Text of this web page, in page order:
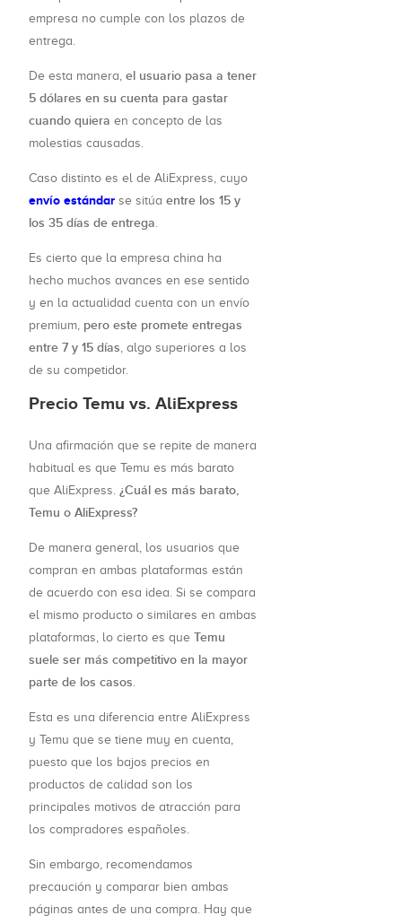
empresa no cumple con los plazos de
entrega.
De esta manera, el usuario pasa a tener
5 dólares en su cuenta para gastar
cuando quiera en concepto de las
molestias causadas.
Caso distinto es el de AliExpress, cuyo
envío estándar se sitúa entre los 15 y
los 35 días de entrega.
Es cierto que la empresa china ha
hecho muchos avances en ese sentido
y en la actualidad cuenta con un envío
premium, pero este promete entregas
entre 7 y 15 días, algo superiores a los
de su competidor.
Precio Temu vs. AliExpress
Una afirmación que se repite de manera
habitual es que Temu es más barato
que AliExpress. ¿Cuál es más barato,
Temu o AliExpress?
De manera general, los usuarios que
compran en ambas plataformas están
de acuerdo con esa idea. Si se compara
el mismo producto o similares en ambas
plataformas, lo cierto es que Temu
suele ser más competitivo en la mayor
parte de los casos.
Esta es una diferencia entre AliExpress
y Temu que se tiene muy en cuenta,
puesto que los bajos precios en
productos de calidad son los
principales motivos de atracción para
los compradores españoles.
Sin embargo, recomendamos
precaución y comparar bien ambas
páginas antes de una compra. Hay que